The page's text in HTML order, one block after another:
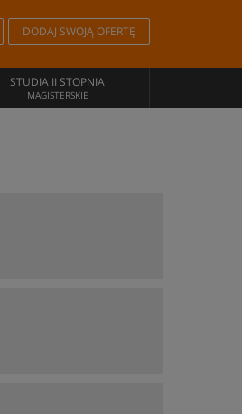
DODAJ SWOJĄ OFERTĘ
STUDIA II STOPNIA
MAGISTERSKIE